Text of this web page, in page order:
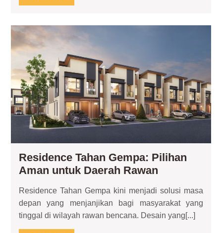
Berbeda
MORE
Residence Tahan Gempa: Pilihan
Aman untuk Daerah Rawan
Gempa:
Pilihan
Aman
Residence Tahan Gempa kini menjadi solusi masa
depan yang menjanjikan bagi masyarakat yang
tinggal di wilayah rawan bencana. Desain yang[...]